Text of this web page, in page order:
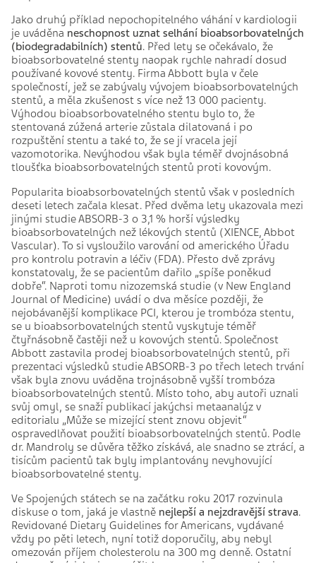
Jako druhý příklad nepochopitelného váhání v kardiologii
je uváděna neschopnost uznat selhání bioabsorbovatelných
(biodegradabilních) stentů. Před lety se očekávalo, že
bioabsorbovatelné stenty naopak rychle nahradí dosud
používané kovové stenty. Firma Abbott byla v čele
společností, jež se zabývaly vývojem bioabsorbovatelných
stentů, a měla zkušenost s více než 13 000 pacienty.
Výhodou bioabsorbovatelného stentu bylo to, že
stentovaná zúžená arterie zůstala dilatovaná i po
rozpuštění stentu a také to, že se jí vracela její
vazomotorika. Nevýhodou však byla téměř dvojnásobná
tloušťka bioabsorbovatelných stentů proti kovovým.
Popularita bioabsorbovatelných stentů však v posledních
deseti letech začala klesat. Před dvěma lety ukazovala mezi
jinými studie ABSORB-3 o 3,1 % horší výsledky
bioabsorbovatelných než lékových stentů (XIENCE, Abbot
Vascular). To si vysloužilo varování od amerického Úřadu
pro kontrolu potravin a léčiv (FDA). Přesto dvě zprávy
konstatovaly, že se pacientům dařilo „spíše poněkud
dobře“. Naproti tomu nizozemská studie (v New England
Journal of Medicine) uvádí o dva měsíce později, že
nejobávanější komplikace PCI, kterou je trombóza stentu,
se u bioabsorbovatelných stentů vyskytuje téměř
čtyřnásobně častěji než u kovových stentů. Společnost
Abbott zastavila prodej bioabsorbovatelných stentů, při
prezentaci výsledků studie ABSORB-3 po třech letech trvání
však byla znovu uváděna trojnásobně vyšší trombóza
bioabsorbovatelných stentů. Místo toho, aby autoři uznali
svůj omyl, se snaží publikací jakýchsi metaanalýz v
editorialu „Může se mizející stent znovu objevit“
ospravedlňovat použití bioabsorbovatelných stentů. Podle
dr. Mandroly se důvěra těžko získává, ale snadno se ztrácí, a
tisícům pacientů tak byly implantovány nevyhovující
bioabsorbovatelné stenty.
Ve Spojených státech se na začátku roku 2017 rozvinula
diskuse o tom, jaká je vlastně nejlepší a nejzdravější strava.
Revidované Dietary Guidelines for Americans, vydávané
vždy po pěti letech, nyní totiž doporučily, aby nebyl
omezován příjem cholesterolu na 300 mg denně. Ostatní